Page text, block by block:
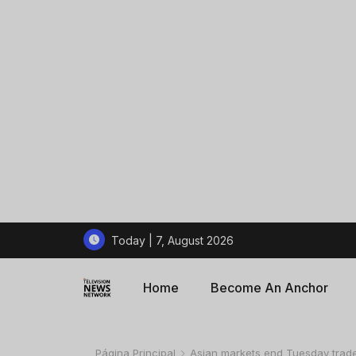
Today | 7, August 2026
Home Become An Anchor
Página Principal Asian markets end Tuesday